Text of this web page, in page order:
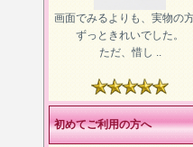
画面でみるよりも、実物の
ずっときれいでした。
ただ、惜し ..
初めてご利用の方へ